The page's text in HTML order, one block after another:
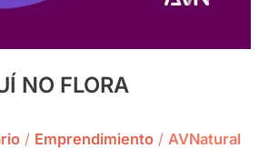
NO FLORA
/ Emprendimiento / AVNatural